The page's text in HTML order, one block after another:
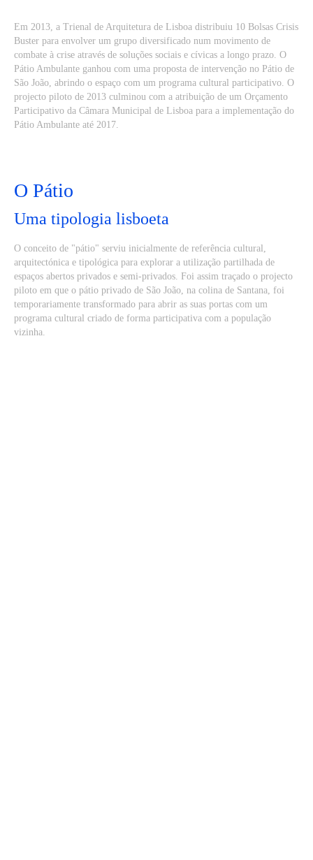
Em 2013, a Trienal de Arquitetura de Lisboa distribuiu 10 Bolsas Crisis
Buster para envolver um grupo diversificado num movimento de
combate à crise através de soluções sociais e cívicas a longo prazo. O
Pátio Ambulante ganhou com uma proposta de intervenção no Pátio de
São João, abrindo o espaço com um programa cultural participativo. O
projecto piloto de 2013 culminou com a atribuição de um Orçamento
Participativo da Câmara Municipal de Lisboa para a implementação do
Pátio Ambulante até 2017.
O Pátio
Uma tipologia lisboeta
O conceito de "pátio" serviu inicialmente de referência cultural,
arquitectónica e tipológica para explorar a utilização partilhada de
espaços abertos privados e semi-privados. Foi assim traçado o projecto
piloto em que o pátio privado de São João, na colina de Santana, foi
temporariamente transformado para abrir as suas portas com um
programa cultural criado de forma participativa com a população
vizinha.